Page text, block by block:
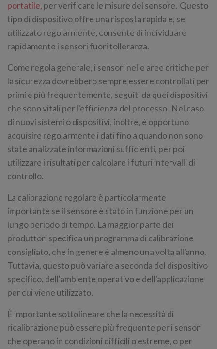
portatile, per verificare le misure del sensore. Questo
tipo di dispositivo offre una risposta rapida e, se
utilizzato regolarmente, consente di individuare
rapidamente i sensori fuori tolleranza.
Come regola generale, i sensori nelle aree critiche per
la sicurezza dovrebbero sempre essere controllati per
primi e più frequentemente, seguiti da quei dispositivi
che sono vitali per l'efficienza del processo. Nel caso
di nuovi sistemi o dispositivi, inoltre, è opportuno
acquisire regolarmente i dati fino a quando non sono
state analizzate informazioni sufficienti, per poi
utilizzare i risultati per calcolare i futuri intervalli di
controllo.
La calibrazione regolare è particolarmente
importante se il sensore è stato in funzione per un
lungo periodo di tempo. La maggior parte dei
produttori specifica un programma di calibrazione
consigliato, che in genere è almeno una volta all'anno.
Tuttavia, questo può variare a seconda del dispositivo
specifico, dell'ambiente operativo e dell'applicazione
per cui viene utilizzato.
È importante sottolineare che la necessità di
ricalibrazione può essere più frequente per i sensori
che operano in condizioni difficili o estreme, o per